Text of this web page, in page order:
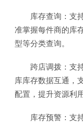
库存查询：支
准掌握每件商的库
型等分类查询。
跨店调拨：支
库库存数据互通，
配置，提升资源利
库存预警：支